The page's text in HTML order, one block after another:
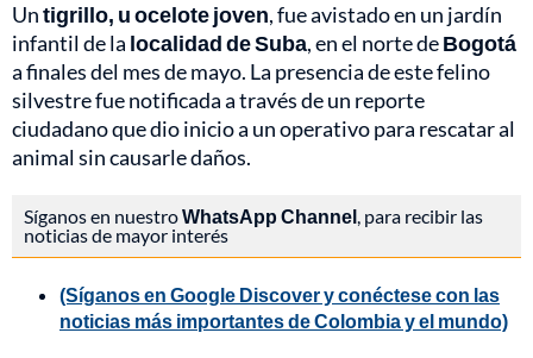
Untigrillo, u ocelote joven, fue avistado en un jardín
infantil de la localidad de Suba, en el norte deBogotá
a finales del mes de mayo. La presencia de este felino
silvestre fue notificada a través de un reporte
ciudadano que dio inicio a un operativo para rescatar al
animal sin causarle daños.
Síganos en nuestroWhatsApp Channel, para recibir las
noticias de mayor interés
(Síganos en Google Discover y conéctese con las
noticias más importantes de Colombia y el mundo)